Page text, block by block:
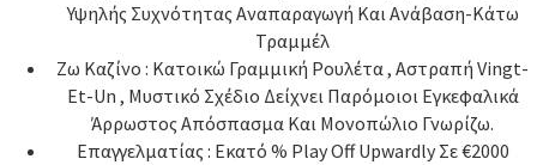
Υψηλής Συχνότητας Αναπαραγωγή Και Ανάβαση-Κάτω
Τραμμέλ
Ζω Καζίνο : Κατοικώ Γραμμική Ρουλέτα , Αστραπή Vingt-
Et-Un , Μυστικό Σχέδιο Δείχνει Παρόμοιοι Εγκεφαλικά
Άρρωστος Απόσπασμα Και Μονοπώλιο Γνωρίζω.
Επαγγελματίας : Εκατό % Play Off Upwardly Σε €2000